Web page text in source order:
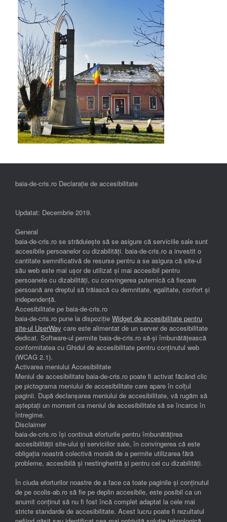
baia-de-cris.ro Declarație de accesibilitate
Updatat: Decembrie 2019.
General
baia-de-cris.ro se străduiește să se asigure că serviciile sale sunt
accesibile persoanelor cu dizabilități. baia-de-cris.ro a investit o
cantitate semnificativă de resurse pentru a se asigura că site-ul
său web este mai ușor de utilizat și mai accesibil pentru
persoanele cu dizabilități, cu convingerea puternică că fiecare
persoană are dreptul să trăiască cu demnitate, egalitate, confort și
independenţă.
Accesibilitate pe baia-de-cris.ro
baia-de-cris.ro pune la dispoziție Widget de accesibilitate pentru
site-ul UserWay care este alimentat de un server de accesibilitate
dedicat. Software-ul permite baia-de-cris.ro să-și îmbunătățească
conformitatea cu Ghidul de accesibilitate pentru conținutul web
(WCAG 2.1).
Activarea meniului Accesibilitate
Meniul de accesibilitate baia-de-cris.ro poate fi activat făcând clic
pe pictograma meniului de accesibilitate care apare în colțul
paginii. După declanșarea meniului de accesibilitate, vă rugăm să
așteptați un moment ca meniul de accesibilitate să se încarce în
întregime.
Disclaimer
baia-de-cris.ro își continuă eforturile pentru îmbunătățirea
accesibilității site-ului și serviciilor sale, în convingerea că este
obligația noastră colectivă morală de a permite utilizarea fără
probleme, accesibilă și nestingherită și pentru cei cu dizabilități.
În ciuda eforturilor noastre de a face ca toate paginile și conținutul
de pe ocolis-ab.ro să fie pe deplin accesibile, este posibil ca un
anumit conținut să nu fi fost încă complet adaptat la cele mai
stricte standarde de accesibilitate. Acest lucru poate fi rezultatul